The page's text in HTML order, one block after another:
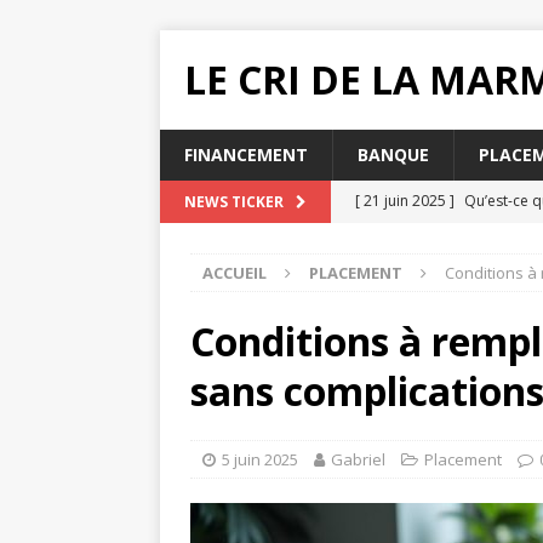
LE CRI DE LA
FINANCEMENT BANQUE
NEWS TICKER [ 21 juin 2025 ] Qu’est-ce
MUTUELLE SANTÉ
[ 19 juin 2025 ]
Quelle
Que faire
[ 31 juillet 2025 ]
ACCUEIL PLACEMENT Conditions à
Conditions à
sans complications
5 juin 2025 Gabriel Placement